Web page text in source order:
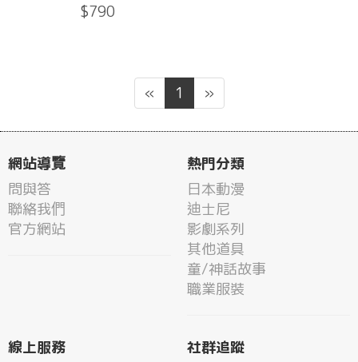
$790
« 1 »
網站導覽
問與答
聯絡我們
官方網站
熱門分類
日本動漫
迪士尼
影劇系列
其他道具
童/神話故事
職業服裝
線上服務
社群追蹤